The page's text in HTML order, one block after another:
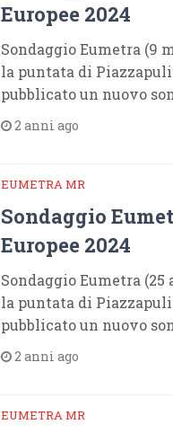
Europee 2024
Sondaggio Eumetra (9
la puntata di
pubblicato un nuovo
2 anni ago
EUMETRA MR
Sondaggio
Europee 2024
Sondaggio Eumetra (25
la puntata di
pubblicato un nuovo
2 anni ago
EUMETRA MR